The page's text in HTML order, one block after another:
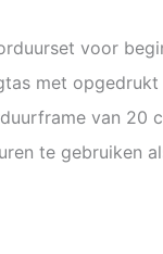
voor
met
van 20
te gebruiken